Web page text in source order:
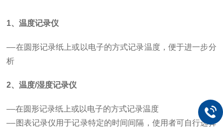
1、温度记录仪
––在圆形记录纸上或以电子的方式记录温度，便于进一步分
析
2、温度/湿度记录仪
––在圆形记录纸上或以电子的方式记录温度
––图表记录仪用于记录特定的时间间隔，使用者可自行选择